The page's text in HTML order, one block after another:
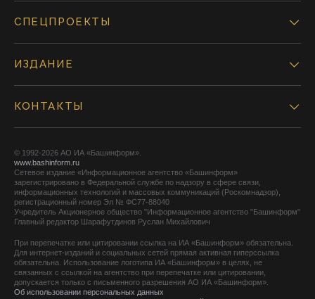
СПЕЦПРОЕКТЫ
ИЗДАНИЕ
КОНТАКТЫ
© 1992-2026 АО ИА «Башинформ».
www.bashinform.ru
Сетевое издание «Информационное агентство «Башинформ»
зарегистрировано в Федеральной службе по надзору в сфере связи,
информационных технологий и массовых коммуникаций (Роскомнадзор),
регистрационный номер Эл № ФС77-88040
Учредитель Акционерное общество "Информационное агентство "Башинформ"
Главный редактор Шарафутдинов Руслан Михайлович
При перепечатке или цитировании ссылка на ИА «Башинформ» обязательна.
Для интернет-изданий и социальных сетей прямая активная гиперссылка
обязательна. Использование логотипа ИА «Башинформ» в целях, не
связанных с ссылкой на агентство при перепечатке или цитировании,
допускается только с письменного разрешения АО ИА «Башинформ».
Об использовании персональных данных